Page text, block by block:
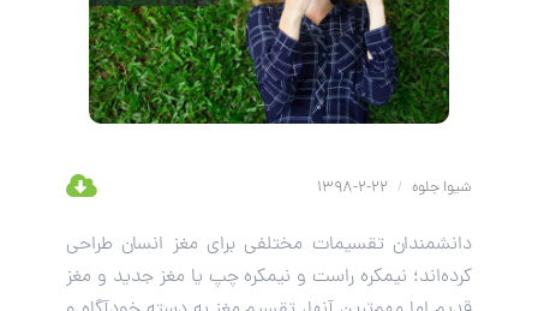
شیوا جلوه /
دانشمندان تقسیمات مختلفی برای مغز انسان طراحی
کرده‌اند؛ نیمکره راست و نیمکره چپ یا مغز جدید و مغز